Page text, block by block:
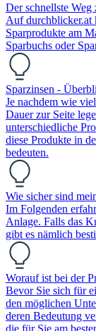
Der schnellste Weg
Auf durchblicker.at
Sparprodukte am
Sparbuchs oder
Sparzinsen -
Je nachdem wie
Dauer zur Seite
unterschiedliche
diese Produkte in
bedeuten.
Wie sicher sind
Im Folgenden
Anlage. Falls das
gibt es nämlich
Worauf ist bei der
Bevor Sie sich für
den möglichen
deren Bedeutung
die für Sie am